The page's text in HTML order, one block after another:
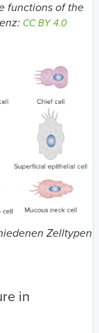
functions of the
CC BY 4.0
Zelltypen
in